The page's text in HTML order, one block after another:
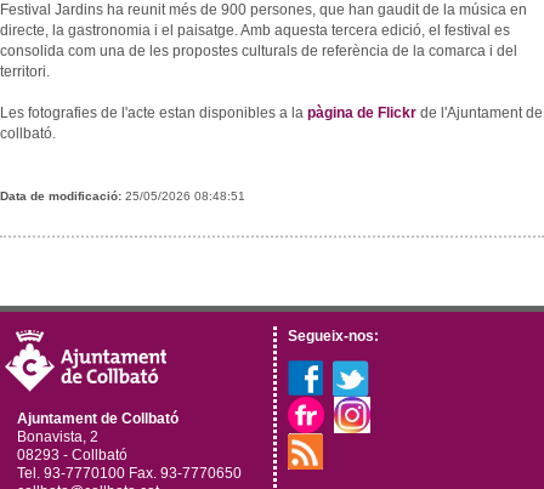
Festival Jardins ha reunit més de 900 persones, que han gaudit de la música en
directe, la gastronomia i el paisatge. Amb aquesta tercera edició, el festival es
consolida com una de les propostes culturals de referència de la comarca i del
territori.
Les fotografies de l'acte estan disponibles a la pàgina de Flickr de l'Ajuntament de
collbató.
Data de modificació: 25/05/2026 08:48:51
Ajuntament de Collbató
Bonavista, 2
08293 - Collbató
Tel. 93-7770100 Fax. 93-7770650
Segueix-nos: